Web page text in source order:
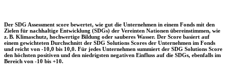
Der SDG Assessment score bewertet, wie gut die Unternehmen in einem Fonds mit den
Zielen für nachhaltige Entwicklung (SDGs) der Vereinten Nationen übereinstimmen, wie
z. B. Klimaschutz, hochwertige Bildung oder sauberes Wasser. Der Score basiert auf
einem gewichteten Durchschnitt der SDG Solutions Scores der Unternehmen im Fonds
und reicht von -10,0 bis 10,0. Für jedes Unternehmen summiert der SDG Solutions Score
den höchsten positiven und den niedrigsten negativen Einfluss auf die SDGs, ebenfalls im
Bereich von -10 bis +10.